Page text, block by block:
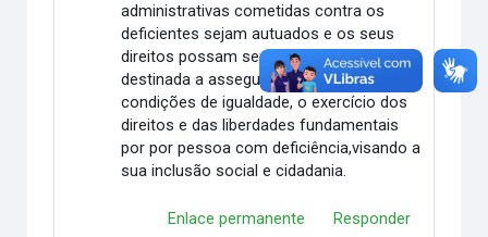
administrativas cometidas contra os
deficientes sejam autuados e os seus
direitos possam ser garantidos. Está lei
destinada a assegurar e a promover, em
condições de igualdade, o exercício dos
direitos e das liberdades fundamentais
por por pessoa com deficiência,visando a
sua inclusão social e cidadania.
Enlace permanente Responder